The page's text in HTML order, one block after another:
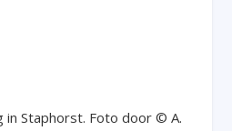
in Staphorst. Foto door © A.